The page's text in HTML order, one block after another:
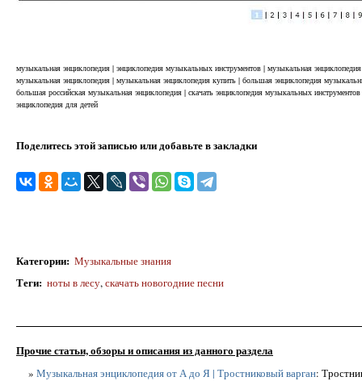
музыкальная энциклопедия | энциклопедия музыкальных инструментов | музыкальная
музыкальная энциклопедия | музыкальная энциклопедия купить | большая энциклопедия
большая российская музыкальная энциклопедия | скачать энциклопедия музыкальных
энциклопедия для детей
Поделитесь этой записью или добавьте в закладки
Категории: Музыкальные знания
Теги: ноты в лесу,скачать новогодние песни
Прочие статьи, обзоры и описания из данного раздела
» Музыкальная энциклопедия от А до Я | Тростниковый варган: